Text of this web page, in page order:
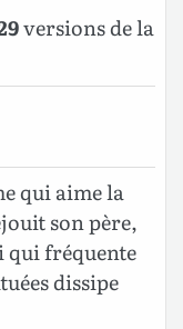
versions de la
qui aime la
son père,
qui fréquente
dissipe